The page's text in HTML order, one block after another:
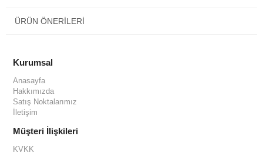
ÜRÜN ÖNERILERI
Kurumsal
Anasayfa
Hakkımızda
Satış Noktalarımız
İletişim
Müşteri İlişkileri
KVKK